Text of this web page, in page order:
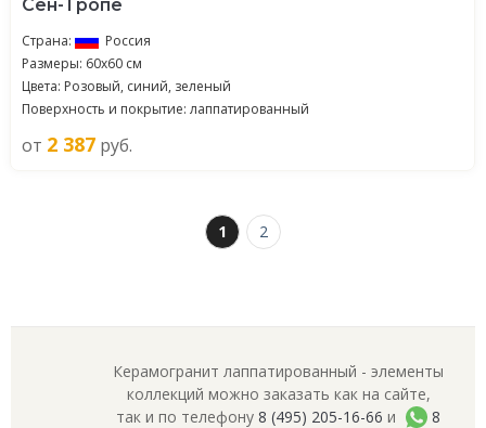
Сен-Тропе
Страна:
Россия
Размеры: 60x60 см
Цвета: Розовый, синий, зеленый
Поверхность и покрытие: лаппатированный
от 2 387 руб.
1 2
Керамогранит лаппатированный - элементы
коллекций можно заказать как на сайте,
так и по телефону 8 (495) 205-16-66 и
8